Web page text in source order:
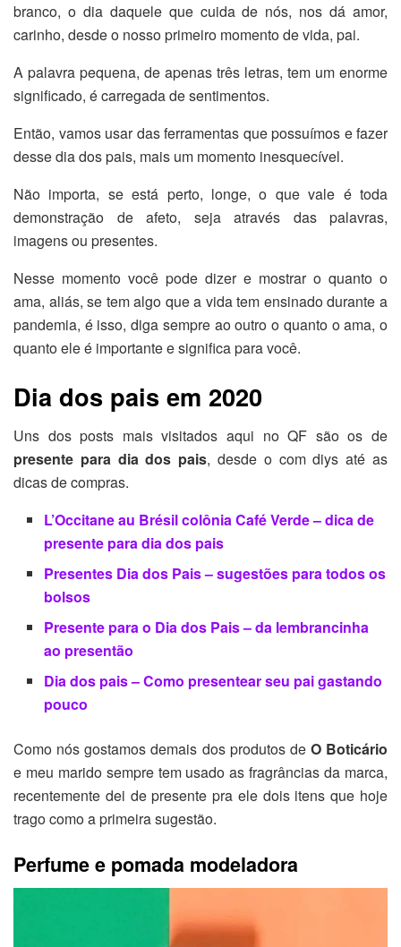
branco, o dia daquele que cuida de nós, nos dá amor,
carinho, desde o nosso primeiro momento de vida, pai.
A palavra pequena, de apenas três letras, tem um enorme
significado, é carregada de sentimentos.
Então, vamos usar das ferramentas que possuímos e fazer
desse dia dos pais, mais um momento inesquecível.
Não importa, se está perto, longe, o que vale é toda
demonstração de afeto, seja através das palavras,
imagens ou presentes.
Nesse momento você pode dizer e mostrar o quanto o
ama, aliás, se tem algo que a vida tem ensinado durante a
pandemia, é isso, diga sempre ao outro o quanto o ama, o
quanto ele é importante e significa para você.
Dia dos pais em 2020
Uns dos posts mais visitados aqui no QF são os de
presente para dia dos pais, desde o com diys até as
dicas de compras.
L’Occitane au Brésil colônia Café Verde – dica de
presente para dia dos pais
Presentes Dia dos Pais – sugestões para todos os
bolsos
Presente para o Dia dos Pais – da lembrancinha
ao presentão
Dia dos pais – Como presentear seu pai gastando
pouco
Como nós gostamos demais dos produtos de O Boticário
e meu marido sempre tem usado as fragrâncias da marca,
recentemente dei de presente pra ele dois itens que hoje
trago como a primeira sugestão.
Perfume e pomada modeladora